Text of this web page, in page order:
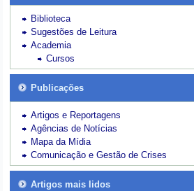
Biblioteca
Sugestões de Leitura
Academia
Cursos
Publicações
Artigos e Reportagens
Agências de Notícias
Mapa da Mídia
Comunicação e Gestão de Crises
Artigos mais lidos